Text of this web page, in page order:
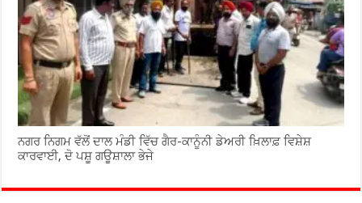
ਨਗਰ ਨਿਗਮ ਵੱਲੋਂ ਦਾਲ ਮੰਡੀ ਵਿੱਚ ਗੈਰ-ਕਾਨੂੰਨੀ ਡੇਅਰੀ ਖ਼ਿਲਾਫ਼ ਵਿਸ਼ੇਸ਼
ਕਾਰਵਾਈ, ਦੋ ਪਸ਼ੂ ਗਊਸ਼ਾਲਾ ਭੇਜੇ